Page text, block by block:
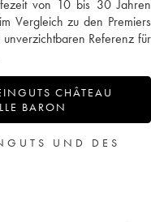
von 10 bis 30 Jahren
Vergleich zu den Premiers
Referenz für
CHÂTEAU
BARON
UND DES